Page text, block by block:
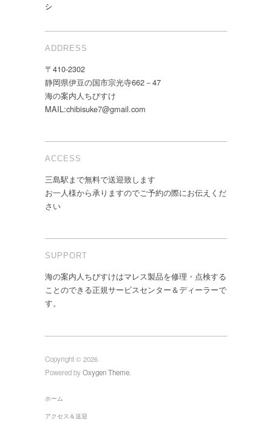
シ
ADDRESS
〒410-2302
静岡県伊豆の国市宗光寺662－47
海の案内人ちびすけ
MAIL:chibisuke7@gmail.com
ACCESS
三島駅まで無料で送迎致します
お一人様から承りますのでご予約の際にお伝えくだ
さい
SUPPORT
海の案内人ちびすけはマレス製品を修理・点検する
ことのできる正規サービスセンター＆ディーラーで
す。
Copyright © 2026
Powered byOxygen Theme
ホーム
アクセス＆送迎